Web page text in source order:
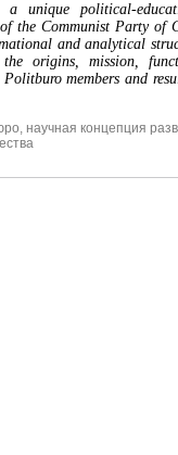
unique political-
the Communist Party of
and analytical
origins, mission,
members and
, научная концепция